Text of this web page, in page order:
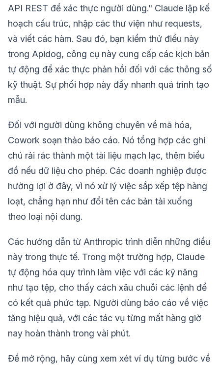
API REST để xác thực người dùng." Claude lập kế
hoạch cấu trúc, nhập các thư viện như requests,
và viết các hàm. Sau đó, bạn kiểm thử điều này
trong Apidog, công cụ này cung cấp các kịch bản
tự động để xác thực phản hồi đối với các thông số
kỹ thuật. Sự phối hợp này đẩy nhanh quá trình tạo
mẫu.
Đối với người dùng không chuyên về mã hóa,
Cowork soạn thảo báo cáo. Nó tổng hợp các ghi
chú rải rác thành một tài liệu mạch lạc, thêm biểu
đồ nếu dữ liệu cho phép. Các doanh nghiệp được
hưởng lợi ở đây, vì nó xử lý việc sắp xếp tệp hàng
loạt, chẳng hạn như đổi tên các bản tải xuống
theo loại nội dung.
Các hướng dẫn từ Anthropic trình diễn những điều
này trong thực tế. Trong một trường hợp, Claude
tự động hóa quy trình làm việc với các kỹ năng
như tạo tệp, cho thấy cách xâu chuỗi các lệnh để
có kết quả phức tạp. Người dùng báo cáo về việc
tăng hiệu quả, với các tác vụ từng mất hàng giờ
nay hoàn thành trong vài phút.
Để mở rộng, hãy cùng xem xét ví dụ từng bước về